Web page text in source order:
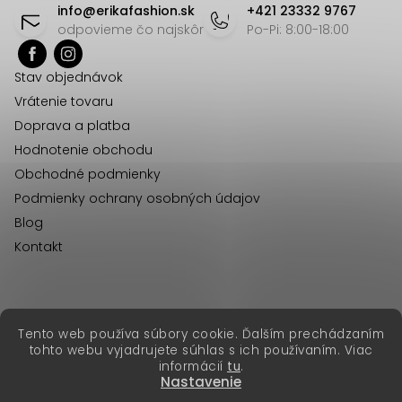
Tento web používa súbory cookie. Ďalším prechádzaním
tohto webu vyjadrujete súhlas s ich používaním. Viac
informácií tu.
Nastavenie
a
y
u
info@erikafashion.sk
odpovieme čo najskôr
+421 23332 9767
Po-Pi: 8:00-18:00
Stav objednávok
Vrátenie tovaru
Doprava a platba
Hodnotenie obchodu
Obchodné podmienky
Podmienky ochrany osobných údajov
Blog
Kontakt
Vytvoril Shoptet Premium
Copyright 2026Erika Fashion. Všetky práva vyhradené.
erikafashion.cz